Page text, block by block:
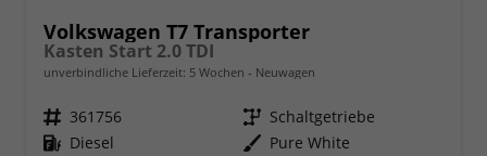
Volkswagen T7 Transporter
Kasten Start 2.0 TDI
unverbindliche Lieferzeit: 5 Wochen Neuwagen
Fahrzeugnr. 361756 Getriebe Schaltgetriebe
Kraftstoff Diesel Außenfarbe Pure White